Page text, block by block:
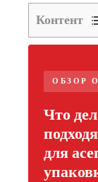
Контент
1
делает
крышку
от
бутылки
для
ОБЗОР
Что
для